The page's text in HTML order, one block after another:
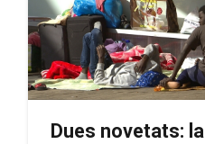
Dues novetats: la